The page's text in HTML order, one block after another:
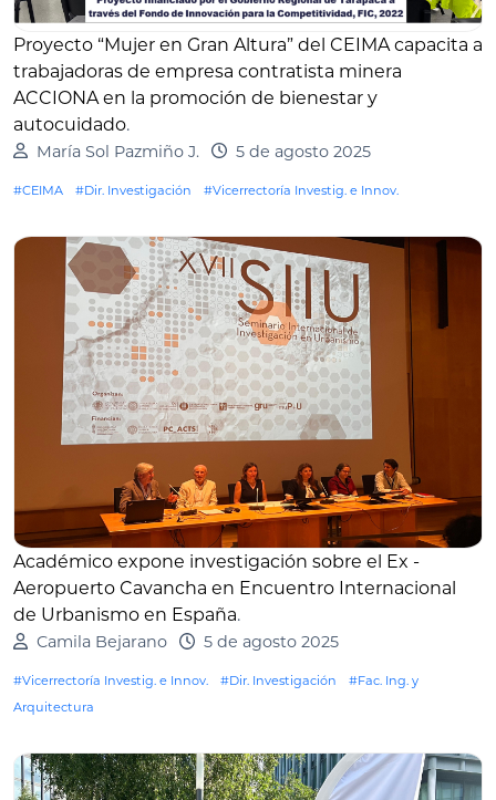
Proyecto “Mujer en Gran Altura” del CEIMA capacita a
trabajadoras de empresa contratista minera
ACCIONA en la promoción de bienestar y
autocuidado.
María Sol Pazmiño J. 5 de agosto 2025
#CEIMA #Dir. Investigación #Vicerrectoría Investig. e Innov.
Académico expone investigación sobre el Ex -
Aeropuerto Cavancha en Encuentro Internacional
de Urbanismo en España.
Camila Bejarano 5 de agosto 2025
#Vicerrectoría Investig. e Innov. #Dir. Investigación
#Fac. Ing. y
Arquitectura